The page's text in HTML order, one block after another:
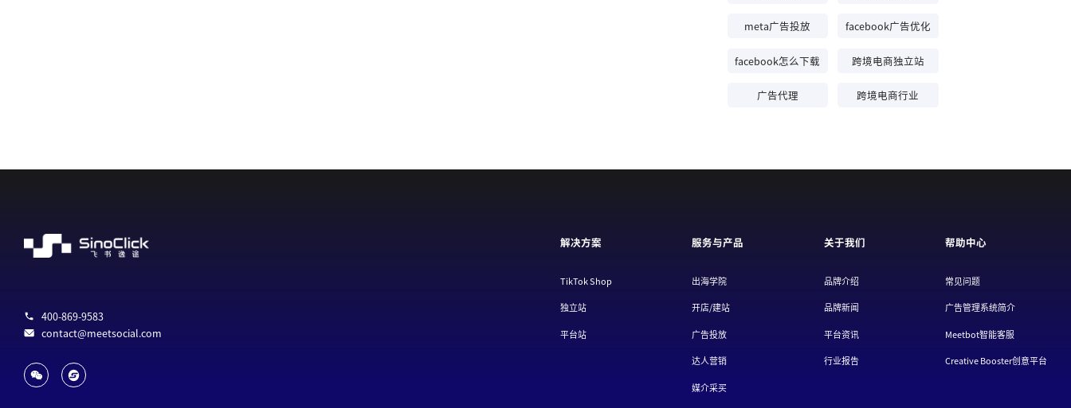
meta广告投放 facebook广告优化
facebook怎么下载 跨境电商独立站
广告代理 跨境电商行业
400-869-9583
contact@meetsocial.com
帮助中心
常见问题
广告管理系统简介
Meetbot智能客服
Creative Booster创意平台
关于我们
品牌介绍
品牌新闻
平台资讯
行业报告
服务与产品
出海学院
开店/建站
广告投放
达人营销
媒介采买
解决方案
TikTok Shop
独立站
平台站